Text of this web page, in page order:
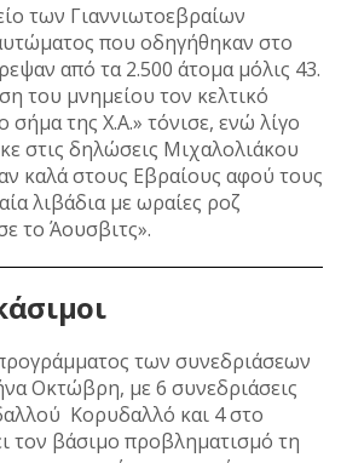
των Γιαννιωτοεβραίων
που οδηγήθηκαν στο
από τα 2.500 άτομα μόλις 43.
του μνημείου τον κελτικό
σήμα της Χ.Α.» τόνισε, ενώ λίγο
στις δηλώσεις Μιχαλολιάκου
καλά στους Εβραίους αφού τους
λιβάδια με ωραίες ροζ
το Άουσβιτς».
των συνεδριάσεων
Οκτώβρη, με 6 συνεδριάσεις
Κορυδαλλό και 4 στο
τον βάσιμο προβληματισμό τη